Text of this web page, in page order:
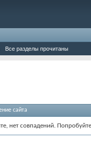
Все разделы прочитаны
сайта
нет совпадений.